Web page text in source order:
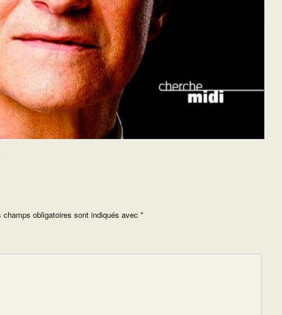
champs obligatoires sont indiqués avec *